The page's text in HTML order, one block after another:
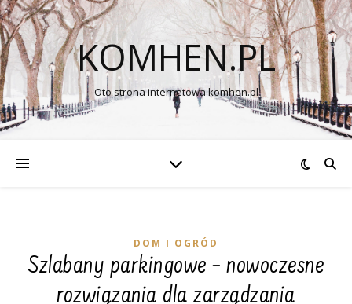
KOMHEN.PL
Oto strona internetowa komhen.pl
DOM I OGRÓD
Szlabany parkingowe – nowoczesne
rozwiązania dla zarządzania